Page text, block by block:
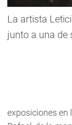
La artista
junto a una de
exposiciones en